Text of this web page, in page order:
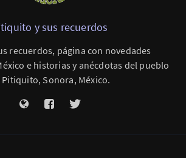
y sus recuerdos
recuerdos, página con novedades
e historias y anécdotas del pueblo
Pitiquito, Sonora, México.